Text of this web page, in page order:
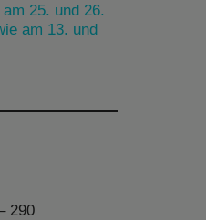
25. und 26.
am 13. und
290